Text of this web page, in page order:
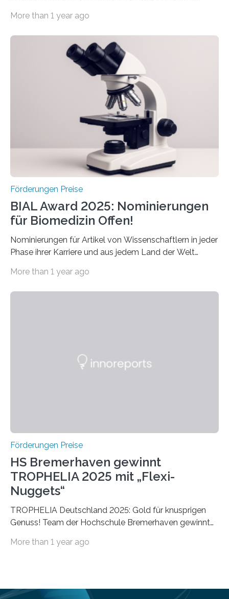
hochrangige wissenschaftliche Publikation zum Thema
Schlaganfall“ mit Sitz in Würzburg fördert die
Schlaganfallforschung, um die Behandlung der
Betroffenen zu verbessern. Dazu schreibt sie auch in
diesem Jahr wieder deutschlandweit den Hentschel-
Preis aus. Er richtet sich gezielt an jüngere
Forscherinnen und Forscher unter 40 Jahren. Geehrt
werden soll eine herausragende Doktorarbeit oder eine
hochrangige wissenschaftliche Publikation zum Thema
More than 1 year ago
Förderungen Preise
BIAL Award 2025: Nominierungen
für Biomedizin Offen!
Nominierungen für Artikel von Wissenschaftlern in jeder
Phase ihrer Karriere und aus jedem Land der Welt
Leben gerufen, um die bemerkenswertesten
Foundation, des BIAL Award in Biomedicine ist in
More than 1 year ago
Förderungen Preise
HS Bremerhaven gewinnt
TROPHELIA 2025 mit „Flexi-
Nuggets“
TROPHELIA Deutschland 2025: Gold für knusprigen
Genuss! Team der Hochschule Bremerhaven gewinnt
ECOTROPHELIAMit der Produktidee “Flexi-Nuggets”
Studierende der Lebensmittelwissenschaften und
More than 1 year ago